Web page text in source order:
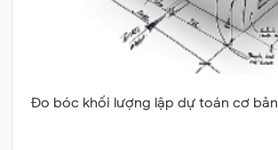
Đo bóc khối lượng lập dự toán cơ bản